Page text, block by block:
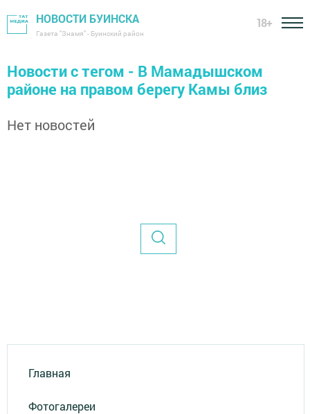
НОВОСТИ БУИНСКА
Газета "Знамя" - Буинский район
18+
Новости с тегом - В Мамадышском
районе на правом берегу Камы близ
Нет новостей
Главная
Фотогалереи